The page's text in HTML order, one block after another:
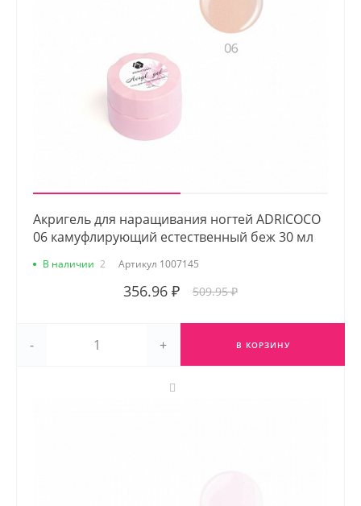
Акригель для наращивания ногтей ADRICOCO
06 камуфлирующий естественный беж 30 мл
В наличии 2 Артикул 1007145
356.96 ₽ 509.95 ₽
- + В КОРЗИНУ